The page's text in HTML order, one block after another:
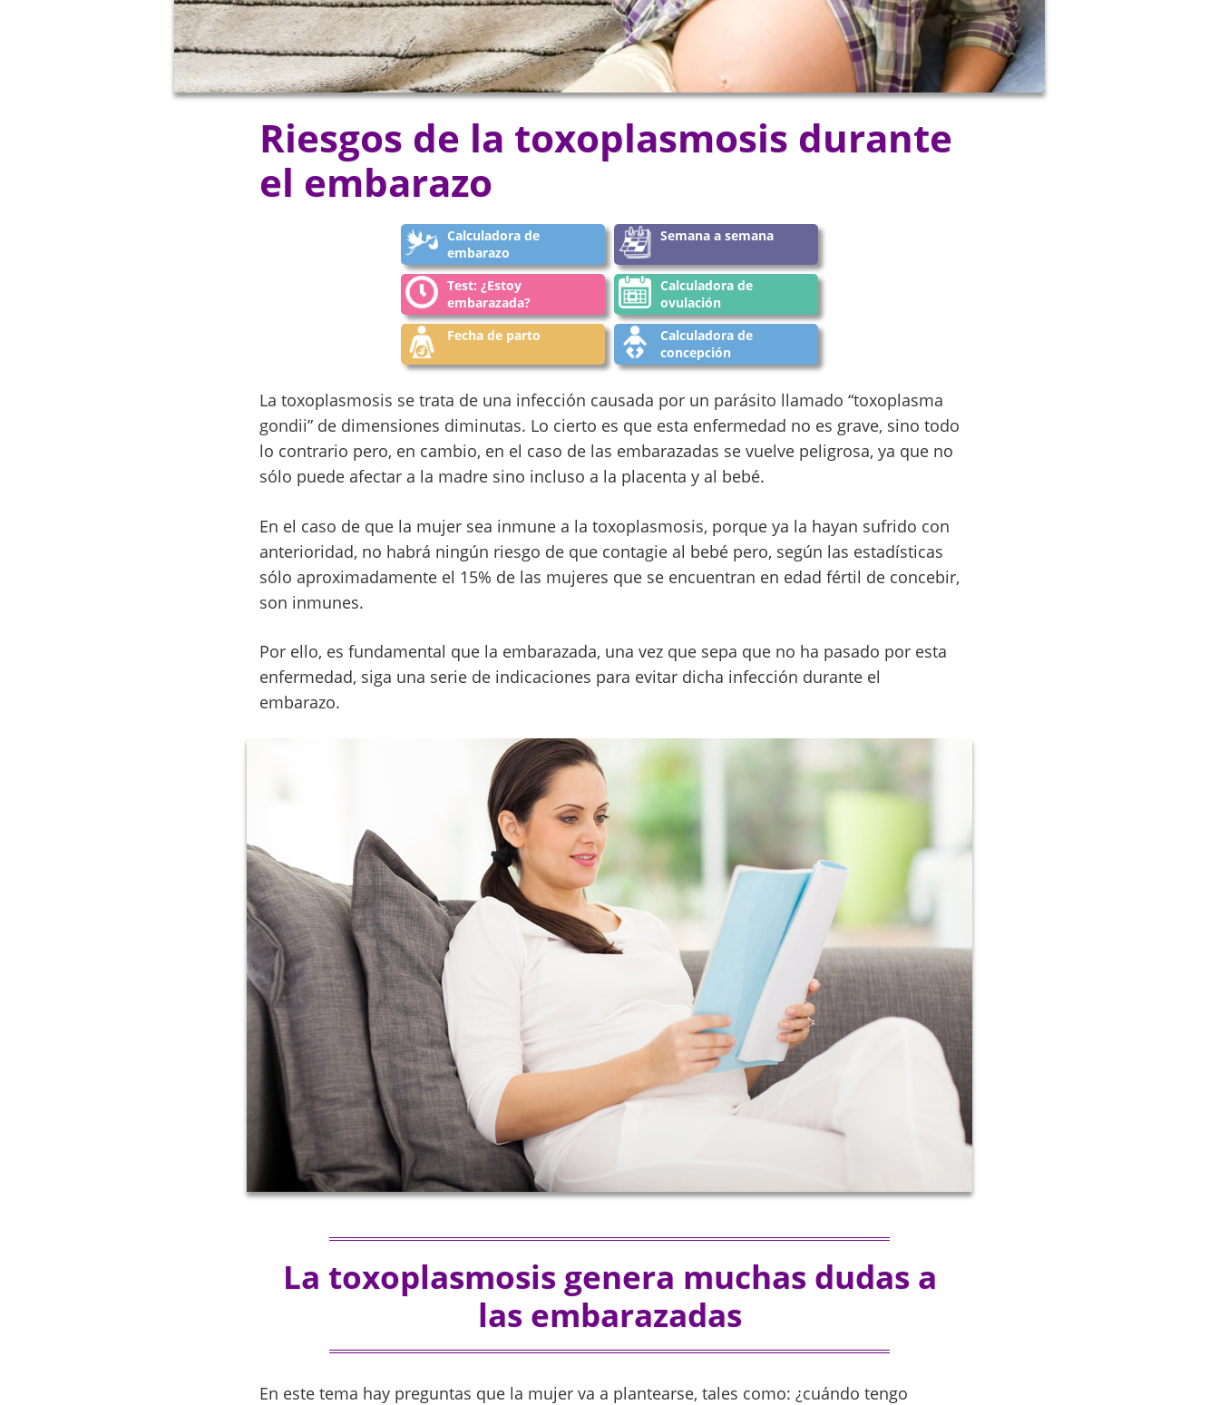
Riesgos de la toxoplasmosis durante
el embarazo
Calculadora de
embarazo
Semana a semana
Test: ¿Estoy
embarazada?
Calculadora de
ovulación
Fecha de parto
Calculadora de
concepción
La toxoplasmosis se trata de una infección causada por un parásito llamado “toxoplasma
gondii” de dimensiones diminutas. Lo cierto es que esta enfermedad no es grave, sino todo
lo contrario pero, en cambio, en el caso de las embarazadas se vuelve peligrosa, ya que no
sólo puede afectar a la madre sino incluso a la placenta y al bebé.
En el caso de que la mujer sea inmune a la toxoplasmosis, porque ya la hayan sufrido con
anterioridad, no habrá ningún riesgo de que contagie al bebé pero, según las estadísticas
sólo aproximadamente el 15% de las mujeres que se encuentran en edad fértil de concebir,
son inmunes.
Por ello, es fundamental que la embarazada, una vez que sepa que no ha pasado por esta
enfermedad, siga una serie de indicaciones para evitar dicha infección durante el
embarazo.
La toxoplasmosis genera muchas dudas a
las embarazadas
En este tema hay preguntas que la mujer va a plantearse, tales como: ¿cuándo tengo